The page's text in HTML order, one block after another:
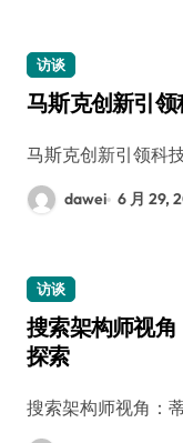
访谈
马斯克创新引
马斯克创新引领科
dawei 6 月 29,
访谈
搜索架构师视角
探索
搜索架构师视角